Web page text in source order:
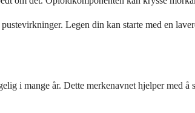
Legen din kan starte med en
i mange år. Dette merkenavnet hjelper med